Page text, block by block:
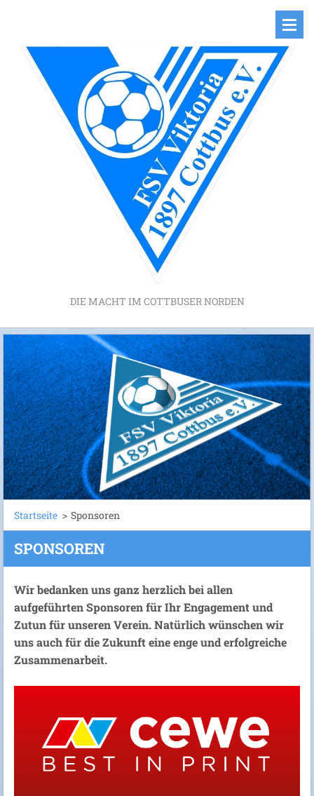
DIE MACHT IM COTTBUSER NORDEN
Startseite > Sponsoren
SPONSOREN
Wir bedanken uns ganz herzlich bei allen
aufgeführten Sponsoren für Ihr Engagement und
Zutun für unseren Verein. Natürlich wünschen wir
uns auch für die Zukunft eine enge und erfolgreiche
Zusammenarbeit.